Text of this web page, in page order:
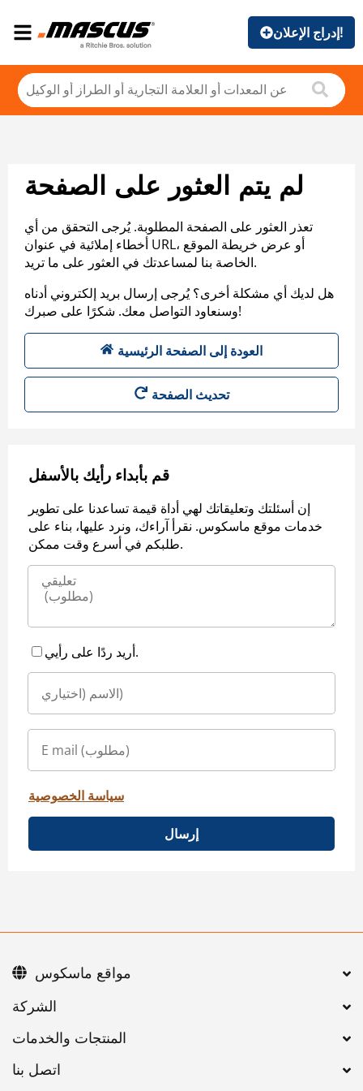
إدراج الإعلان!
لم يتم العثور على الصفحة
تعذر العثور على الصفحة المطلوبة. يُرجى التحقق من أي
أخطاء إملائية في عنوان URL، أو عرض خريطة الموقع
الخاصة بنا لمساعدتك في العثور على ما تريد.
هل لديك أي مشكلة أخرى؟ يُرجى إرسال بريد إلكتروني أدناه
وسنعاود التواصل معك. شكرًا على صبرك!
العودة إلى الصفحة الرئيسية
تحديث الصفحة
قم بأبداء رأيك بالأسفل
إن أسئلتك وتعليقاتك لهي أداة قيمة تساعدنا على تطوير
خدمات موقع ماسكوس. نقرأ آراءك، ونرد عليها، بناء على
طلبكم في أسرع وقت ممكن.
أريد ردًا على رأيي.
سياسة الخصوصية
إرسال
اتصل بنا
مواقع ماسكوس